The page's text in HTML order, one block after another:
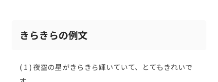
きらきらの例文
( 1 ) 夜空の星がきらきら輝いていて、とてもきれいで